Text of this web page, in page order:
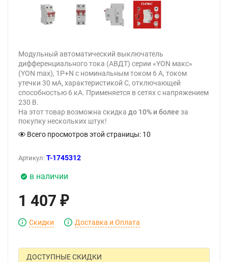
Модульный автоматический выключатель
дифференциального тока (АВДТ) серии «YON макс»
(YON max), 1P+N с номинальным током 6 А, током
утечки 30 мА, характеристикой C, отключающей
способностью 6 кА. Применяется в сетях с напряжением
230 В.
На этот товар возможна скидка до 10% и более за
покупку нескольких штук!
Всего просмотров этой страницы: 10
Артикул: T-1745312
в наличии
1 407 ₽
Скидки Доставка и Оплата
ДОСТУПНЫЕ СКИДКИ